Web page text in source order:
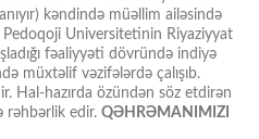
kəndində müəllim ailəsində
Universitetinin Riyaziyyat
fəaliyyəti dövründə indiyə
müxtəlif vəzifələrdə çalışıb.
Hal-hazırda özündən söz etdirən
rəhbərlik edir. QƏHRƏMANIMIZI